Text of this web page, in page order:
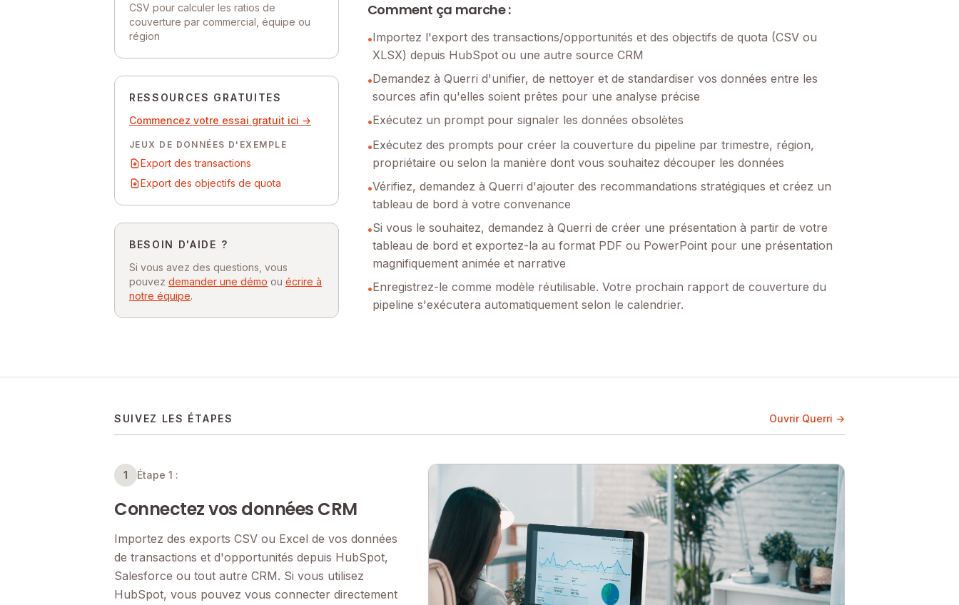
CSV pour calculer les ratios de
couverture par commercial, équipe ou
région
RESSOURCES GRATUITES
Commencez votre essai gratuit ici →
JEUX DE DONNÉES D'EXEMPLE
Export des transactions
Export des objectifs de quota
BESOIN D'AIDE ?
Si vous avez des questions, vous
pouvez demander une démo ou écrire à
notre équipe.
Comment ça marche :
•Importez l'export des transactions/opportunités et des objectifs de quota (CSV ou
XLSX) depuis HubSpot ou une autre source CRM
•Demandez à Querri d'unifier, de nettoyer et de standardiser vos données entre les
sources afin qu'elles soient prêtes pour une analyse précise
•Exécutez un prompt pour signaler les données obsolètes
•Exécutez des prompts pour créer la couverture du pipeline par trimestre, région,
propriétaire ou selon la manière dont vous souhaitez découper les données
•Vérifiez, demandez à Querri d'ajouter des recommandations stratégiques et créez un
tableau de bord à votre convenance
•Si vous le souhaitez, demandez à Querri de créer une présentation à partir de votre
tableau de bord et exportez-la au format PDF ou PowerPoint pour une présentation
magnifiquement animée et narrative
•Enregistrez-le comme modèle réutilisable. Votre prochain rapport de couverture du
pipeline s'exécutera automatiquement selon le calendrier.
SUIVEZ LES ÉTAPES Ouvrir Querri →
1 Étape 1 :
Connectez vos données CRM
Importez des exports CSV ou Excel de vos données
de transactions et d'opportunités depuis HubSpot,
Salesforce ou tout autre CRM. Si vous utilisez
HubSpot, vous pouvez vous connecter directement